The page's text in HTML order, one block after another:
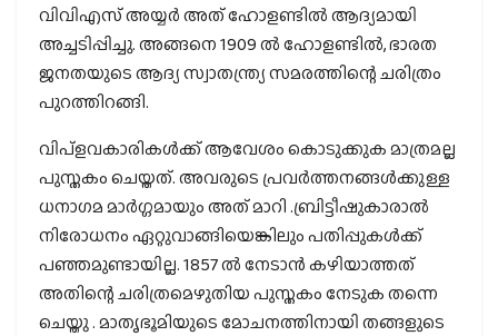
വിവിഎസ് അയ്യർ അത് ഹോളണ്ടിൽ ആദ്യമായി
അച്ചടിപ്പിച്ചു. അങ്ങനെ 1909 ൽ ഹോളണ്ടിൽ, ഭാരത
ജനതയുടെ ആദ്യ സ്വാതന്ത്ര്യ സമരത്തിന്റെ ചരിത്രം
പുറത്തിറങ്ങി.
വിപ്ളവകാരികള്‍ക്ക് ആവേശം കൊടുക്കുക മാത്രമല്ല
പുസ്തകം ചെയ്തത്. അവരുടെ പ്രവര്‍ത്തനങ്ങള്‍ക്കുള്ള
ധനാഗമ മാര്‍ഗ്ഗമായും അത് മാറി .ബ്രിട്ടീഷുകാരാൽ
നിരോധനം ഏറ്റുവാങ്ങിയെങ്കിലും പതിപ്പുകള്‍ക്ക്‌
പഞ്ഞമുണ്ടായില്ല. 1857 ൽ നേടാൻ കഴിയാത്തത്
അതിന്റെ ചരിത്രമെഴുതിയ പുസ്തകം നേടുക തന്നെ
ചെയ്തു . മാതൃഭൂമിയുടെ മോചനത്തിനായി തങ്ങളുടെ